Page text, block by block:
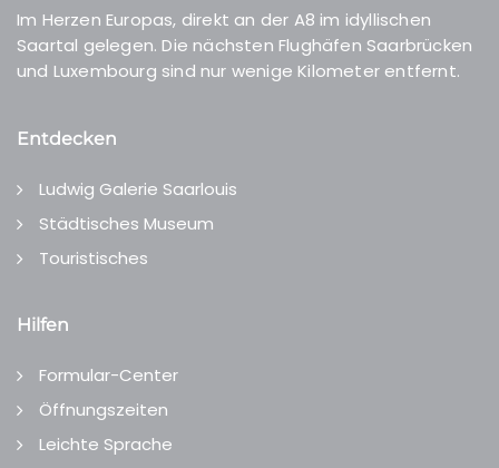
Im Herzen Europas, direkt an der A8 im idyllischen
Saartal gelegen. Die nächsten Flughäfen Saarbrücken
und Luxembourg sind nur wenige Kilometer entfernt.
Entdecken
Ludwig Galerie Saarlouis
Städtisches Museum
Touristisches
Hilfen
Formular-Center
Öffnungszeiten
Leichte Sprache